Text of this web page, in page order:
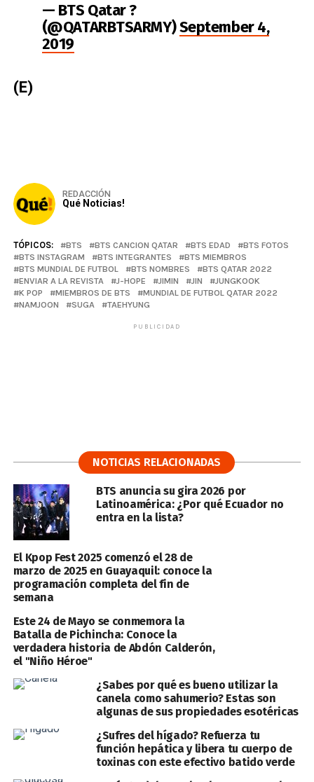
— BTS Qatar ?
(@QATARBTSARMY)September 4,
2019
(E)
REDACCIÓN
Qué Noticias!
TÓPICOS: BTS BTS CANCION QATAR BTS EDAD
BTS FOTOS
BTS INSTAGRAM
BTS INTEGRANTES
BTS MIEMBROS
BTS MUNDIAL DE FUTBOL
BTS NOMBRES
BTS QATAR 2022
ENVIAR A LA REVISTA
J-HOPE JIMIN JIN
JUNGKOOK
K POP
MIEMBROS DE BTS
MUNDIAL DE FUTBOL QATAR 2022
NAMJOON
SUGA TAEHYUNG
PUBLICIDAD
NOTICIAS RELACIONADAS
BTS anuncia su gira 2026 por
Latinoamérica: ¿Por qué Ecuador no
entra en la lista?
El Kpop Fest 2025 comenzó el 28 de
marzo de 2025 en Guayaquil: conoce la
programación completa del fin de
semana
Este 24 de Mayo se conmemora la
Batalla de Pichincha: Conoce la
verdadera historia de Abdón Calderón,
el "Niño Héroe"
¿Sabes por qué es bueno utilizar la
canela como sahumerio? Estas son
algunas de sus propiedades esotéricas
¿Sufres del hígado? Refuerza tu
función hepática y libera tu cuerpo de
toxinas con este efectivo batido verde